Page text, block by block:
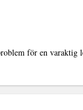
för en varaktig